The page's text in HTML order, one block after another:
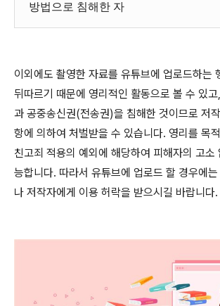
방법으로 침해한 자
이외에도 촬영한 자료를 유튜브에 업로드하는
뒤따르기 때문에 영리적인 활동으로 볼 수 있고,
과 공중송신권(전송권)을 침해한 것이므로 저
항에 의하여 처벌받을 수 있습니다. 영리를 목
친고죄 적용의 예외에 해당하여 피해자의 고소
능합니다. 따라서 유튜브에 업로드 할 경우에
나 저작자에게 이용 허락을 받으시길 바랍니다.